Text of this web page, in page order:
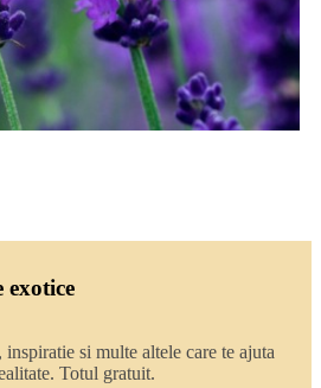
RAPIDA
exotice
si multe altele care te ajuta
Totul gratuit.